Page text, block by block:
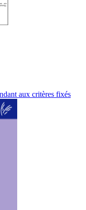
aux critères fixés